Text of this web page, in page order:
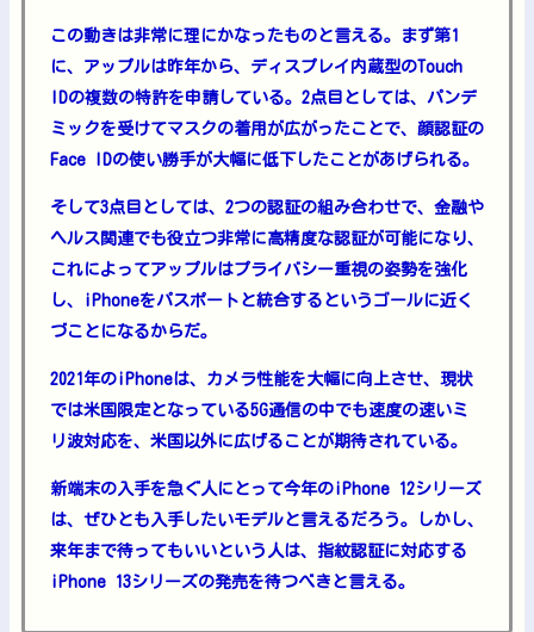
この動きは非常に理にかなったものと言える。まず第1
に、アップルは昨年から、ディスプレイ内蔵型のTouch
IDの複数の特許を申請している。2点目としては、パンデ
ミックを受けてマスクの着用が広がったことで、顔認証の
Face IDの使い勝手が大幅に低下したことがあげられる。
そして3点目としては、2つの認証の組み合わせで、金融や
ヘルス関連でも役立つ非常に高精度な認証が可能になり、
これによってアップルはプライバシー重視の姿勢を強化
し、iPhoneをパスポートと統合するというゴールに近く
づことになるからだ。
2021年のiPhoneは、カメラ性能を大幅に向上させ、現状
では米国限定となっている5G通信の中でも速度の速いミ
リ波対応を、米国以外に広げることが期待されている。
新端末の入手を急ぐ人にとって今年のiPhone 12シリーズ
は、ぜひとも入手したいモデルと言えるだろう。しかし、
来年まで待ってもいいという人は、指紋認証に対応する
iPhone 13シリーズの発売を待つべきと言える。